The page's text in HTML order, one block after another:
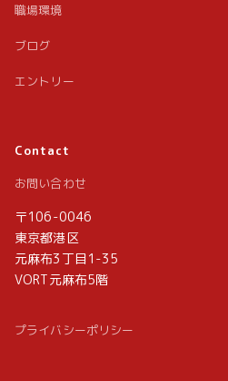
職場環境
ブログ
エントリー
Contact
お問い合わせ
〒106-0046
東京都港区
元麻布3丁目1-35
VORT元麻布5階
プライバシーポリシー